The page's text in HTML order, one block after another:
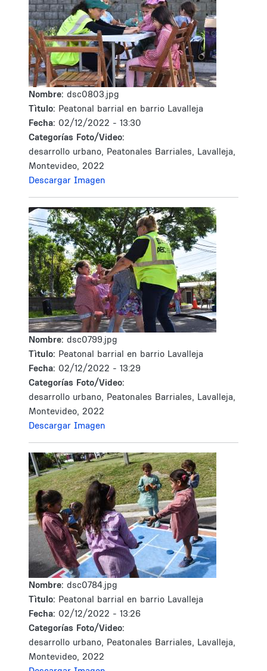
Nombre: dsc0803.jpg
Tìtulo: Peatonal barrial en barrio Lavalleja
Fecha: 02/12/2022 - 13:30
Categorías Foto/Video:
desarrollo urbano, Peatonales Barriales, Lavalleja,
Montevideo, 2022
Descargar Imagen
Nombre: dsc0799.jpg
Tìtulo: Peatonal barrial en barrio Lavalleja
Fecha: 02/12/2022 - 13:29
Categorías Foto/Video:
desarrollo urbano, Peatonales Barriales, Lavalleja,
Montevideo, 2022
Descargar Imagen
Nombre: dsc0784.jpg
Tìtulo: Peatonal barrial en barrio Lavalleja
Fecha: 02/12/2022 - 13:26
Categorías Foto/Video:
desarrollo urbano, Peatonales Barriales, Lavalleja,
Montevideo, 2022